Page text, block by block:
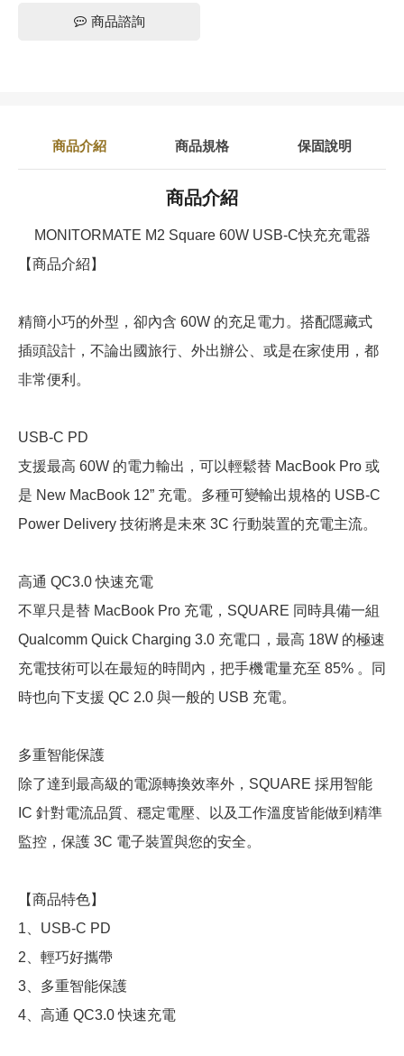
商品諮詢
商品介紹 商品規格 保固說明
商品介紹
MONITORMATE M2 Square 60W USB-C快充充電器
【商品介紹】
精簡小巧的外型，卻內含 60W 的充足電力。搭配隱藏式
插頭設計，不論出國旅行、外出辦公、或是在家使用，都
非常便利。
USB-C PD
支援最高 60W 的電力輸出，可以輕鬆替 MacBook Pro 或
是 New MacBook 12” 充電。多種可變輸出規格的 USB-C
Power Delivery 技術將是未來 3C 行動裝置的充電主流。
高通 QC3.0 快速充電
不單只是替 MacBook Pro 充電，SQUARE 同時具備一組
Qualcomm Quick Charging 3.0 充電口，最高 18W 的極速
充電技術可以在最短的時間內，把手機電量充至 85% 。同
時也向下支援 QC 2.0 與一般的 USB 充電。
多重智能保護
除了達到最高級的電源轉換效率外，SQUARE 採用智能
IC 針對電流品質、穩定電壓、以及工作溫度皆能做到精準
監控，保護 3C 電子裝置與您的安全。
【商品特色】
1、USB-C PD
2、輕巧好攜帶
3、多重智能保護
4、高通 QC3.0 快速充電